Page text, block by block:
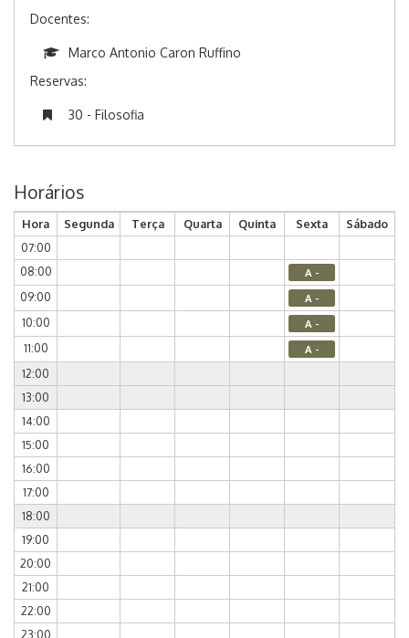
Docentes:
Marco Antonio Caron Ruffino
Reservas:
30 - Filosofia
Horários
Hora Segunda Terça Quarta Quinta Sexta
Sábado
07:00
08:00
A -
09:00 A -
10:00 A -
11:00 A -
12:00
13:00
14:00
15:00
16:00
17:00
18:00
19:00
20:00
21:00
22:00
23:00